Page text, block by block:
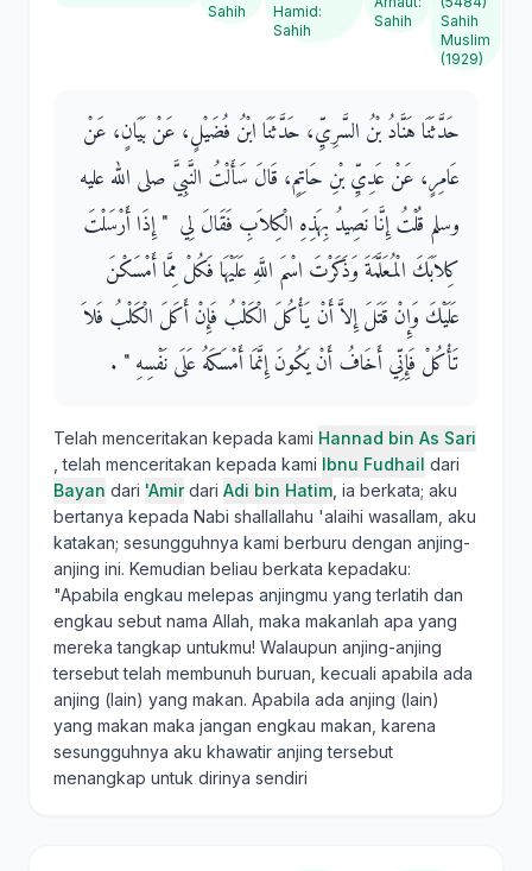
Sahih
Hamid:
Sahih
Sahih
Sahih
Muslim
(1929)
حَدَّثَنَا هَنَّادُ بْنُ السَّرِيِّ، حَدَّثَنَا ابْنُ فُضَيْلٍ، عَنْ بَيَانٍ، عَنْ
عَامِرٍ، عَنْ عَدِيِّ بْنِ حَاتِمٍ، قَالَ سَأَلْتُ النَّبِيَّ صلى الله عليه
وسلم قُلْتُ إِنَّا نَصِيدُ بِهَذِهِ الْكِلاَبِ فَقَالَ لِي ‏ "‏ إِذَا أَرْسَلْتَ
كِلاَبَكَ الْمُعَلَّمَةَ وَذَكَرْتَ اسْمَ اللَّهِ عَلَيْهَا فَكُلْ مِمَّا أَمْسَكْنَ
عَلَيْكَ وَإِنْ قَتَلَ إِلاَّ أَنْ يَأْكُلَ الْكَلْبُ فَإِنْ أَكَلَ الْكَلْبُ فَلاَ
تَأْكُلْ فَإِنِّي أَخَافُ أَنْ يَكُونَ إِنَّمَا أَمْسَكَهُ عَلَى نَفْسِهِ ‏"‏ ‏.‏
Telah menceritakan kepada kami Hannad bin As Sari
, telah menceritakan kepada kami Ibnu Fudhail dari
Bayan dari 'Amirdari Adi bin Hatim , ia berkata; aku
bertanya kepada Nabi shallallahu 'alaihi wasallam, aku
katakan; sesungguhnya kami berburu dengan anjing-
anjing ini. Kemudian beliau berkata kepadaku:
"Apabila engkau melepas anjingmu yang terlatih dan
engkau sebut nama Allah, maka makanlah apa yang
mereka tangkap untukmu! Walaupun anjing-anjing
tersebut telah membunuh buruan, kecuali apabila ada
anjing (lain) yang makan. Apabila ada anjing (lain)
yang makan maka jangan engkau makan, karena
sesungguhnya aku khawatir anjing tersebut
menangkap untuk dirinya sendiri